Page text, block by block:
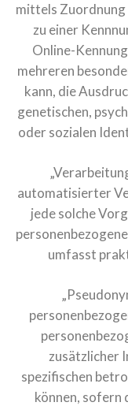
mittels Zuordnung
zu einer
Online-
mehreren
kann, die
genetischen,
oder sozialen
automatisierter
jede solche
umfasst
zusätzlicher
spezifischen
können, sofern